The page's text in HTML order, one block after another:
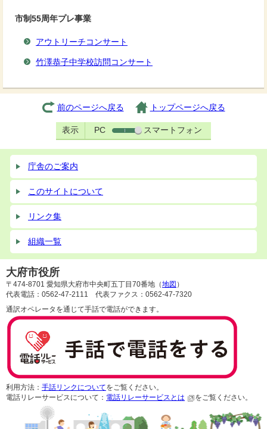
市制55周年プレ事業
アウトリーチコンサート
竹澤恭子中学校訪問コンサート
前のページへ戻る トップページへ戻る
表示 PC スマートフォン
庁舎のご案内
このサイトについて
リンク集
組織一覧
大府市役所
〒474-8701 愛知県大府市中央町五丁目70番地（地図 ）
代表電話：0562-47-2111 代表ファクス：0562-47-7320
通訳オペレータを通じて手話で電話ができます。
利用方法： 手話リンクについてをご覧ください。
電話リレーサービスについて： 電話リレーサービスとは をご覧ください。